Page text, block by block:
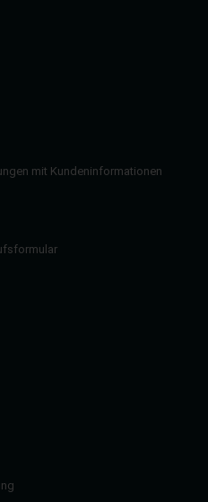
mit Kundeninformationen